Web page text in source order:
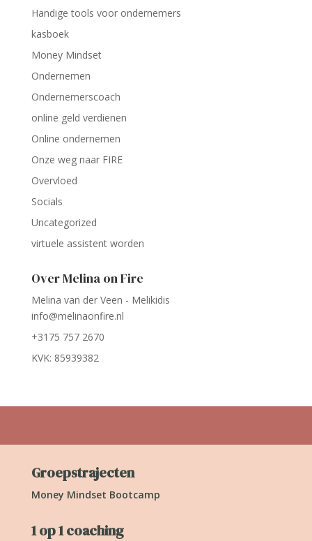
Handige tools voor ondernemers
kasboek
Money Mindset
Ondernemen
Ondernemerscoach
online geld verdienen
Online ondernemen
Onze weg naar FIRE
Overvloed
Socials
Uncategorized
virtuele assistent worden
Over Melina on Fire
Melina van der Veen - Melikidis
info@melinaonfire.nl
+3175 757 2670
KVK: 85939382
Groepstrajecten
Money Mindset Bootcamp
1 op 1 coaching